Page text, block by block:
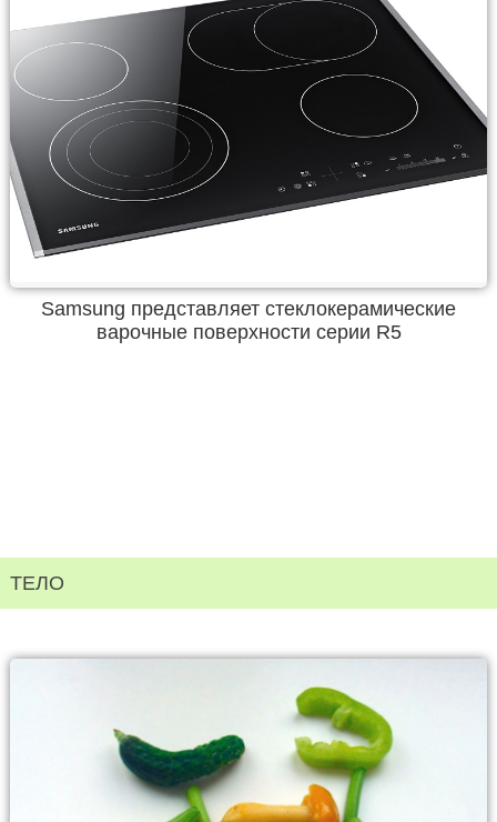
Samsung представляет стеклокерамические
варочные поверхности серии R5
ТЕЛО